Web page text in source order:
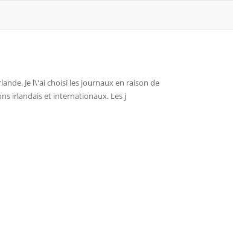
Je l\'ai choisi les journaux en raison de
irlandais et internationaux. Les j